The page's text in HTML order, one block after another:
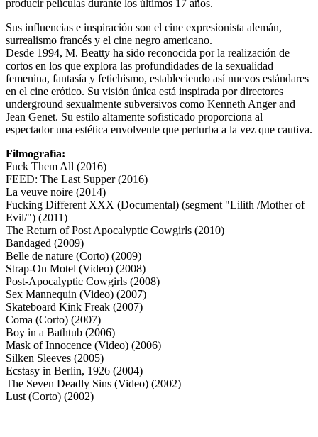
producir películas durante los últimos 17 años.
Sus influencias e inspiración son el cine expresionista alemán,
surrealismo francés y el cine negro americano.
Desde 1994, M. Beatty ha sido reconocida por la realización de
cortos en los que explora las profundidades de la sexualidad
femenina, fantasía y fetichismo, estableciendo así nuevos estándares
en el cine erótico. Su visión única está inspirada por directores
underground sexualmente subversivos como Kenneth Anger and
Jean Genet. Su estilo altamente sofisticado proporciona al
espectador una estética envolvente que perturba a la vez que cautiva.
Filmografía:
Fuck Them All (2016)
FEED: The Last Supper (2016)
La veuve noire (2014)
Fucking Different XXX (Documental) (segment "Lilith /Mother of
Evil/") (2011)
The Return of Post Apocalyptic Cowgirls (2010)
Bandaged (2009)
Belle de nature (Corto) (2009)
Strap-On Motel (Video) (2008)
Post-Apocalyptic Cowgirls (2008)
Sex Mannequin (Video) (2007)
Skateboard Kink Freak (2007)
Coma (Corto) (2007)
Boy in a Bathtub (2006)
Mask of Innocence (Video) (2006)
Silken Sleeves (2005)
Ecstasy in Berlin, 1926 (2004)
The Seven Deadly Sins (Video) (2002)
Lust (Corto) (2002)